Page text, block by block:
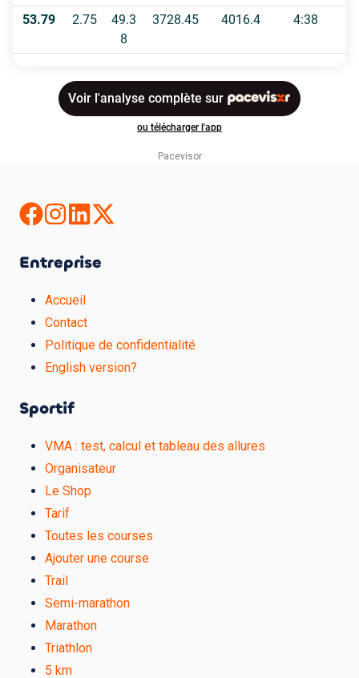
Pacevisor
Entreprise
Accueil
Contact
Politique de confidentialité
English version?
Sportif
VMA : test, calcul et tableau des allures
Organisateur
Le Shop
Tarif
Toutes les courses
Ajouter une course
Trail
Semi-marathon
Marathon
Triathlon
5 km